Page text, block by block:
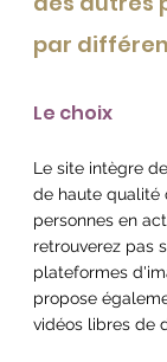
par
Le choix
Le site intègre
de haute qualité
personnes en
retrouverez pas
plateformes
propose
vidéos libres de